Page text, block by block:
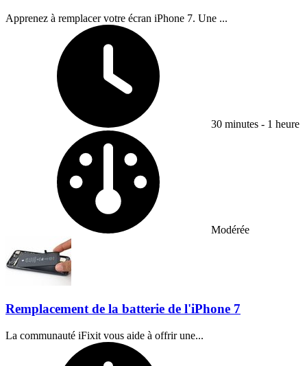
Apprenez à remplacer votre écran iPhone 7. Une ...
30 minutes - 1 heure
Modérée
Remplacement de la batterie de l'iPhone 7
La communauté iFixit vous aide à offrir une...